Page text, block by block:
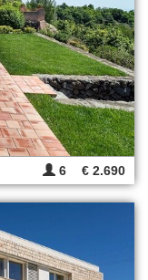
6 € 2.690